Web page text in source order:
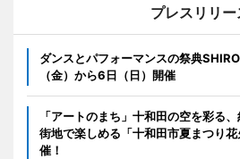
プレスリリー
ダンスとパフォーマンスの祭典
（金）から6日（日）開催
「アートのまち」十和田の空を彩る
街地で楽しめる「十和田市夏まつり
催！